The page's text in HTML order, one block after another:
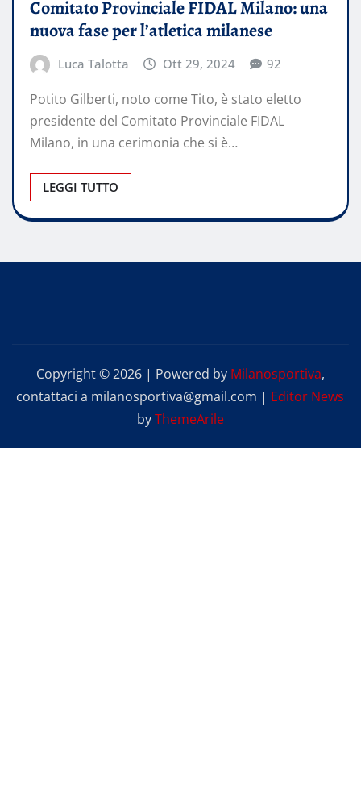
Comitato Provinciale FIDAL Milano: una
nuova fase per l’atletica milanese
Luca Talotta Ott 29, 2024 92
Potito Gilberti, noto come Tito, è stato eletto
presidente del Comitato Provinciale FIDAL
Milano, in una cerimonia che si è…
LEGGI TUTTO
Copyright © 2026 | Powered by Milanosportiva,
contattaci a milanosportiva@gmail.com | Editor News
byThemeArile